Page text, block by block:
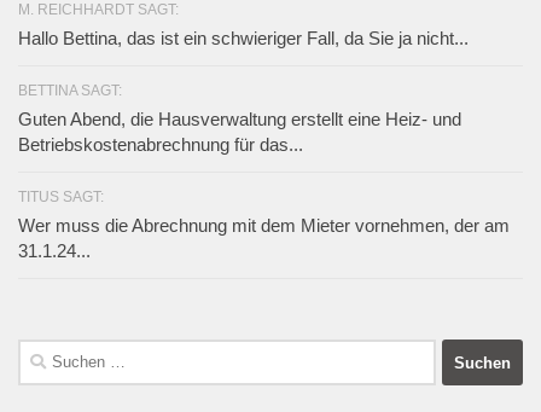
M. REICHHARDT SAGT:
Hallo Bettina, das ist ein schwieriger Fall, da Sie ja nicht...
BETTINA SAGT:
Guten Abend, die Hausverwaltung erstellt eine Heiz- und
Betriebskostenabrechnung für das...
TITUS SAGT:
Wer muss die Abrechnung mit dem Mieter vornehmen, der am
31.1.24...
Suchen
nach: